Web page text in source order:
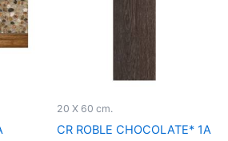
20 X 60 cm.
CR ROBLE CHOCOLATE* 1A